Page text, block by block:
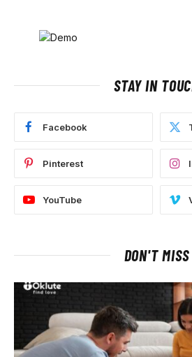
STAY IN
Facebook
Pinterest
YouTube
DON'T MISS